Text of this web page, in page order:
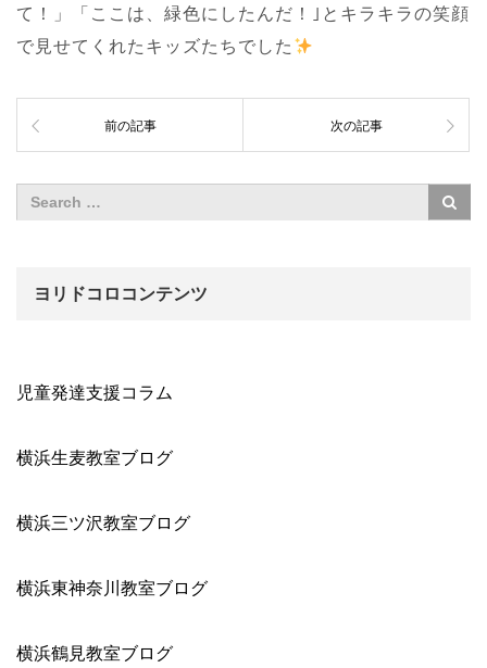
て！」「ここは、緑色にしたんだ！｣とキラキラの笑顔
で見せてくれたキッズたちでした
前の記事 次の記事
ヨリドコロコンテンツ
児童発達支援コラム
横浜生麦教室ブログ
横浜三ツ沢教室ブログ
横浜東神奈川教室ブログ
横浜鶴見教室ブログ